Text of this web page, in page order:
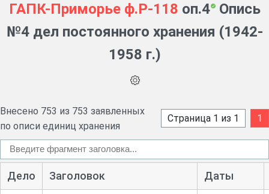
ГАПК-Приморье ф.Р-118 оп.4 Опись
№4 дел постоянного хранения (1942-
1958 г.)
Внесено 753 из 753 заявленных
по описи единиц хранения
Страница 1 из 1 1
Дело Заголовок Даты